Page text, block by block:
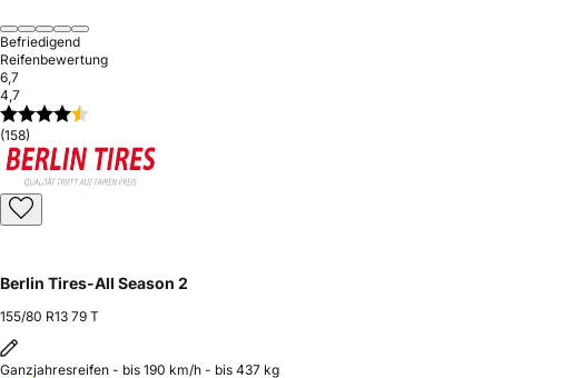
Befriedigend
Reifenbewertung
6,7
4,7
(158)
Berlin Tires-All Season 2
155/80 R13 79 T
Ganzjahresreifen - bis 190 km/h - bis 437 kg